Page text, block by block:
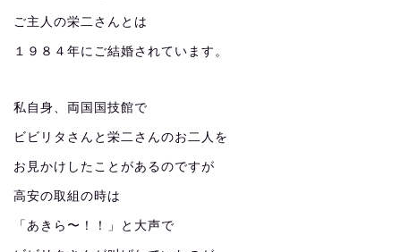
ご主人の栄二さんとは
１９８４年にご結婚されています。
私自身、両国国技館で
ビビリタさんと栄二さんのお二人を
お見かけしたことがあるのですが
高安の取組の時は
「あきら〜！！」と大声で